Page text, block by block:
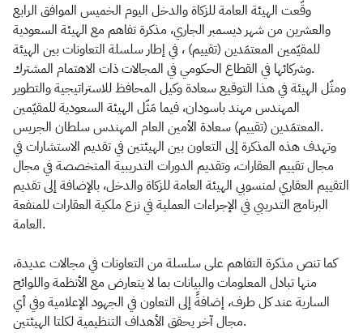
وقّعت الهيئة العامة للزكاة والدخل اليوم الخميس الموافق الرابع
والعشرين من شهر ديسمبر الجاري، مذكرة تفاهم مع الهيئة السعودية
للمقيّمين المعتمَدين (تقييم) ، في إطار سلسلة التعاونات بين الهيئة
وشركائها في القطاع الحكومي في المجالات ذات الاهتمام المشترك.
ومثّل الهيئة في هذا التوقيع سعادة وكيل المحافظ للاستراتيجية والتطوير
المهندس مهند باسودان، فيما مَثّل الهيئة السعودية للمقيّمين
المعتمَدين (تقييم) سعادة الأمين العام المهندس سلطان الجريس.
وتهدف هذه المذكرة إلى التعاون بين الهيئتين في تقديم الاستشارات في
مجال تقييم العقارات، وتقديم الدورات التدريبية المتخصصة في مجال
التقييم العقاري لمنسوبي الهيئة العامة للزكاة والدخل، بالإضافة إلى تقديم
البرنامج التدريبي في الإجراءات العملية في نزع ملكية العقارات للمنفعة
العامة.
كما تنص مذكرة التفاهم على سلسلة من التعاونات في مجالات عديدة،
منها تبادل المعلومات والبيانات بما لا يتعارض مع الأنظمة واللوائح
السارية عند كل طرف، إضافةً إلى التعاون في الجهود الإعلامية وفي أي
مجال آخر يحقق الأهداف التنظيمية لكلتا الهيئتين.​